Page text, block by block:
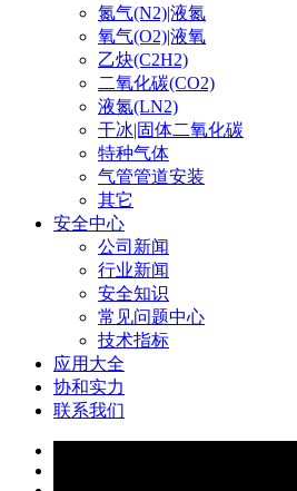
氮气(N2)|液氮
氧气(O2)|液氧
乙炔(C2H2)
二氧化碳(CO2)
液氮(LN2)
干冰|固体二氧化碳
特种气体
气管管道安装
其它
安全中心
公司新闻
行业新闻
安全知识
常见问题中心
技术指标
应用大全
协和实力
联系我们